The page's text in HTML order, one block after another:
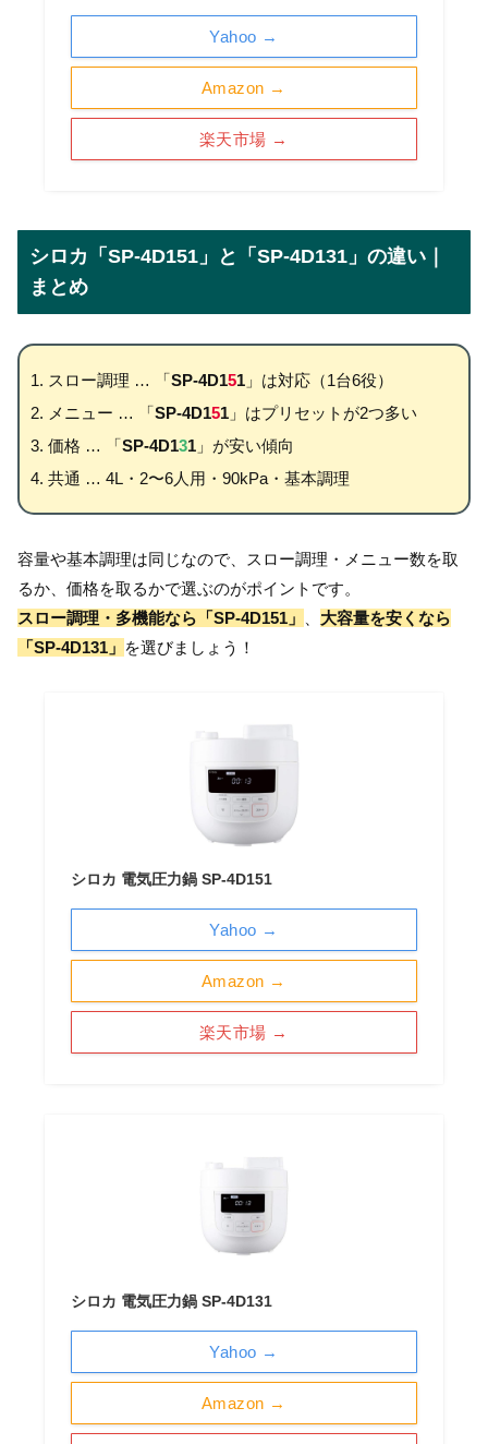
Amazon →
楽天市場 →
Yahoo →
シロカ「SP-4D151」と「SP-4D131」の違い｜
まとめ
スロー調理 … 「SP-4D151」は対応（1台6役）
メニュー … 「SP-4D151」はプリセットが2つ多い
価格 … 「SP-4D131」が安い傾向
共通 … 4L・2〜6人用・90kPa・基本調理
容量や基本調理は同じなので、スロー調理・メニュー数を取
るか、価格を取るかで選ぶのがポイントです。
スロー調理・多機能なら「SP-4D151」
大容量を安くなら
「SP-4D131」 を選びましょう！
シロカ 電気圧力鍋 SP-4D151
Amazon →
楽天市場 →
Yahoo →
シロカ 電気圧力鍋 SP-4D131
Amazon →
Yahoo →